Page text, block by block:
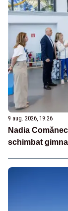
9 aug. 2026, 19:26
Nadia
schimbat